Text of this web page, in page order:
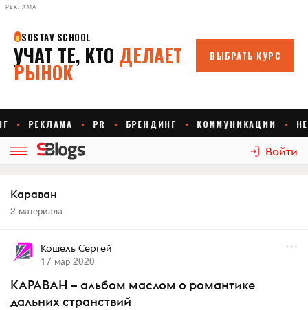
РЕКЛАМА
Войти
Караван
2 материала
Кошель Сергей
17 мар 2020
КАРАВАН – альбом маслом о романтике
дальних странствий